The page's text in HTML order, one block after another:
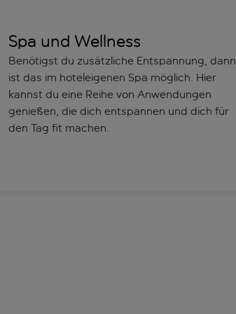
Spa und Wellness
Benötigst du zusätzliche Entspannung, dann
ist das im hoteleigenen Spa möglich. Hier
kannst du eine Reihe von Anwendungen
genießen, die dich entspannen und dich für
den Tag fit machen.